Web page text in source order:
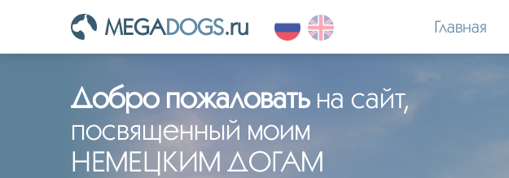
MEGADOGS.ru Главная
Добро пожаловатьна сайт,
посвященный моим
НЕМЕЦКИМ ДОГАМ